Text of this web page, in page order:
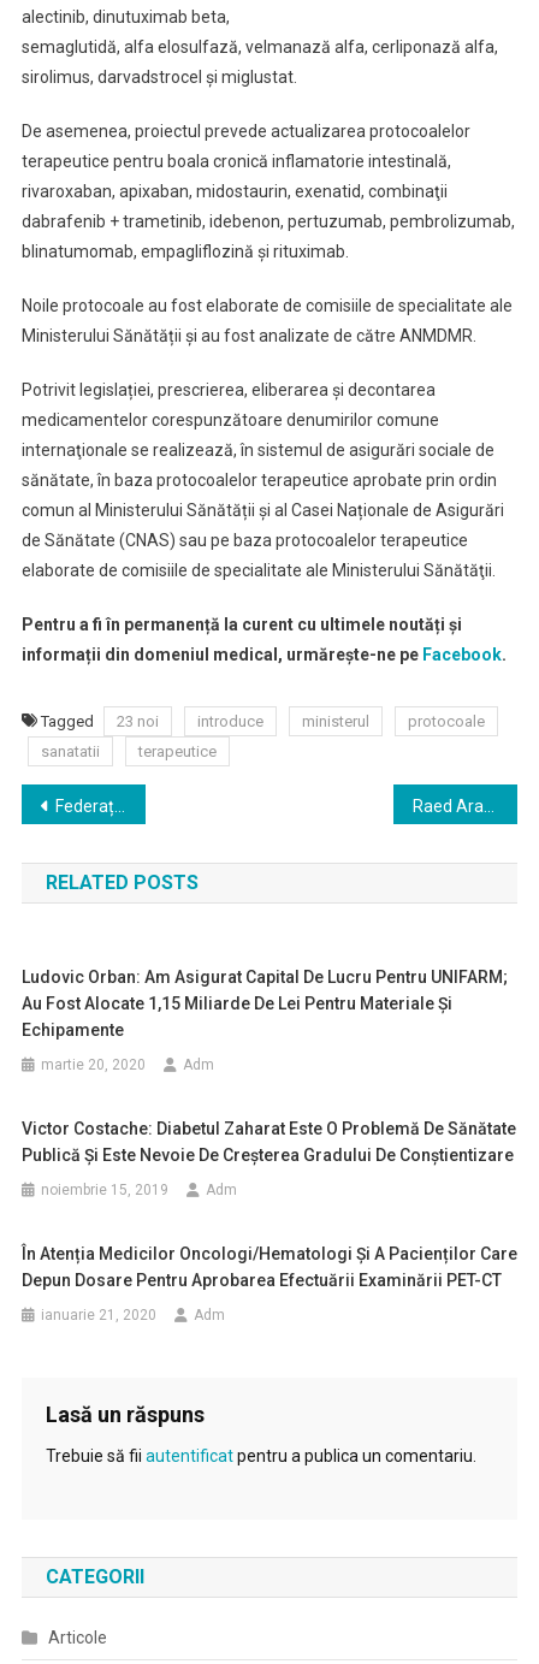
alectinib, dinutuximab beta,
semaglutidă, alfa elosulfază, velmanază alfa, cerliponază alfa,
sirolimus, darvadstrocel și miglustat.
De asemenea, proiectul prevede actualizarea protocoalelor
terapeutice pentru boala cronică inflamatorie intestinală,
rivaroxaban, apixaban, midostaurin, exenatid, combinaţii
dabrafenib + trametinib, idebenon, pertuzumab, pembrolizumab,
blinatumomab, empagliflozină și rituximab.
Noile protocoale au fost elaborate de comisiile de specialitate ale
Ministerului Sănătății și au fost analizate de către ANMDMR.
Potrivit legislației, prescrierea, eliberarea şi decontarea
medicamentelor corespunzătoare denumirilor comune
internaţionale se realizează, în sistemul de asigurări sociale de
sănătate, în baza protocoalelor terapeutice aprobate prin ordin
comun al Ministerului Sănătății și al Casei Naționale de Asigurări
de Sănătate (CNAS) sau pe baza protocoalelor terapeutice
elaborate de comisiile de specialitate ale Ministerului Sănătăţii.
Pentru a fi în permanență la curent cu ultimele noutăți și
informații din domeniul medical, urmărește-ne pe Facebook.
Tagged 23 noi introduce ministerul
protocoale
sanatatii
terapeutice
Navigare
în
articole
Federația Solidaritatea Sanitară solicită demararea unei strategii de protecție a sănătății salariaților din sănătate
RELATED POSTS
Ludovic Orban: Am Asigurat Capital De Lucru Pentru UNIFARM;
Au Fost Alocate 1,15 Miliarde De Lei Pentru Materiale Și
Echipamente
martie 20, 2020 Adm
Victor Costache: Diabetul Zaharat Este O Problemă De Sănătate
Publică Şi Este Nevoie De Creşterea Gradului De Conştientizare
noiembrie 15, 2019 Adm
În Atenția Medicilor Oncologi/hematologi Și A Pacienților Care
Depun Dosare Pentru Aprobarea Efectuării Examinării PET-CT
ianuarie 21, 2020 Adm
Lasă un răspuns
Trebuie să fii autentificatpentru a publica un comentariu.
CATEGORII
Articole